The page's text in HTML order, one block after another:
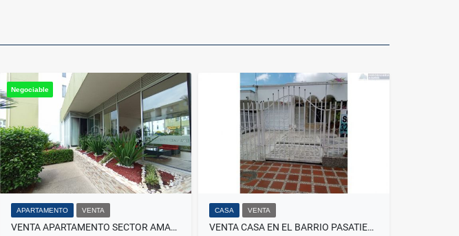
Negociable
APARTAMENTO VENTA
VENTA APARTAMENTO SECTOR AMARILO VILLAVICENCIO
CASA VENTA
VENTA CASA EN EL BARRIO PASATIEMPO MONTERIA CORDOBA COLOMBIA